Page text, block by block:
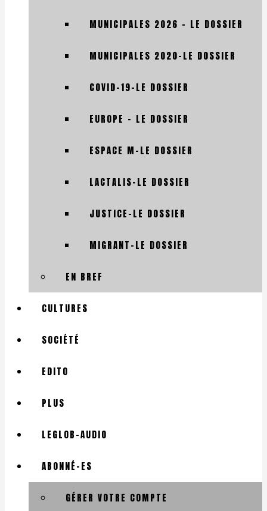
MUNICIPALES 2026 – LE DOSSIER
MUNICIPALES 2020-LE DOSSIER
COVID-19-LE DOSSIER
EUROPE – LE DOSSIER
ESPACE M-LE DOSSIER
LACTALIS-LE DOSSIER
JUSTICE-LE DOSSIER
MIGRANT-LE DOSSIER
EN BREF
CULTURES
SOCIÉTÉ
EDITO
PLUS
LEGLOB-AUDIO
ABONNÉ-ES
GÉRER VOTRE COMPTE